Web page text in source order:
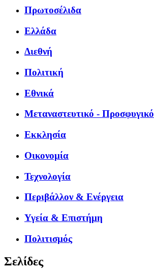
Πρωτοσέλιδα
Ελλάδα
Διεθνή
Πολιτική
Εθνικά
Μεταναστευτικό - Προσφυγικό
Εκκλησία
Οικονομία
Τεχνολογία
Περιβάλλον & Ενέργεια
Υγεία & Επιστήμη
Πολιτισμός
Σελίδες